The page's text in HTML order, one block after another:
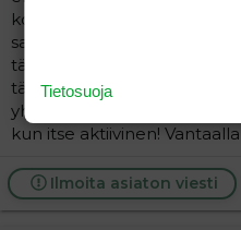
kolme-neljä tätiä sairaana
samat ryhmässä.
täti sairas varahoidossa
tämä vain minun kokemus/
yhteyyttä hoitopaikkaan
kun itse aktiivinen!
Ilmoita asiaton viesti
Tietosuoja